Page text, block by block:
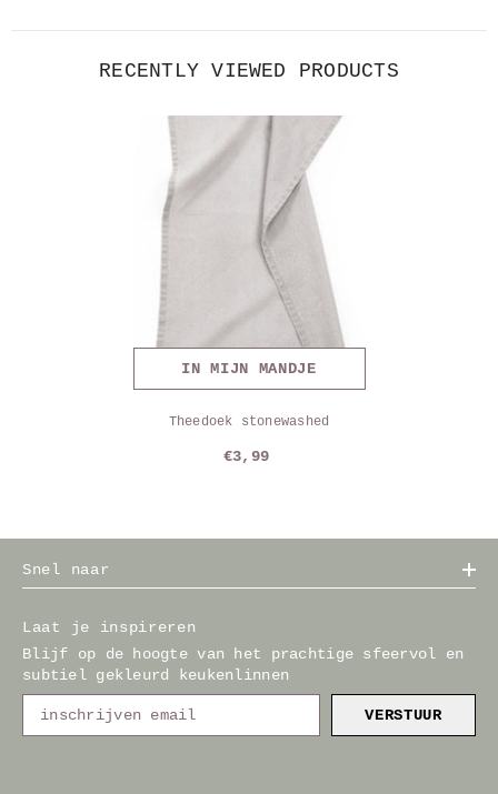
RECENTLY VIEWED PRODUCTS
IN MIJN MANDJE
Theedoek stonewashed
€3,99
Snel naar
Laat je inspireren
Blijf op de hoogte van het prachtige sfeervol en
subtiel gekleurd keukenlinnen
VERSTUUR